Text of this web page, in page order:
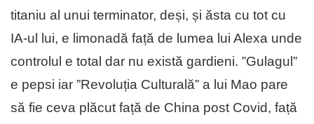
titaniu al unui terminator, deși, și ăsta cu tot cu
IA-ul lui, e limonadă față de lumea lui Alexa unde
controlul e total dar nu există gardieni. ”Gulagul”
e pepsi iar ”Revoluția Culturală” a lui Mao pare
să fie ceva plăcut față de China post Covid, față